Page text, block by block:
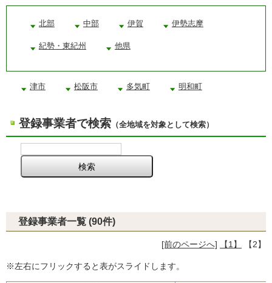
北部 中部 伊賀 伊勢志摩
紀勢・東紀州 他県
津市 松阪市 多気町 明和町
登録事業者で検索 （全地域を対象として検索）
登録事業者一覧 (90件)
[前のページへ] 【1】 【2】
※左右にフリックすると表がスライドします。